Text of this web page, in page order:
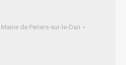
Mairie de Periers-sur-le-Dan